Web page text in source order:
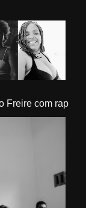
Freire com rap